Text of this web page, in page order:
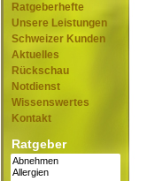
Ratgeberhefte
Unsere Leistungen
Schweizer Kunden
Aktuelles
Rückschau
Notdienst
Wissenswertes
Kontakt
Ratgeber